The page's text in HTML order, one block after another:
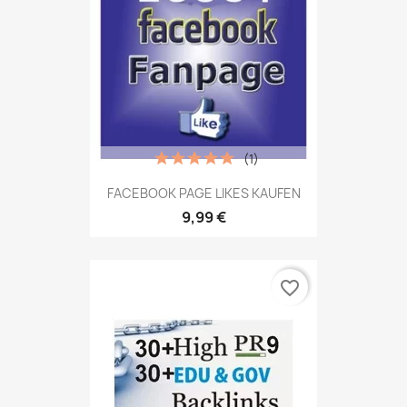
FACEBOOK PAGE LIKES KAUFEN
9,99 €
(1)
favorite_border